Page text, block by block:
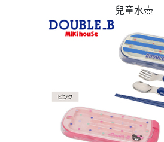
一番」日本轉運基本教學
兒童水壺